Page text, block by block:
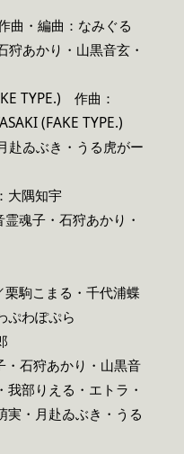
・編曲：なみぐる
あかり・山黒音玄・
TYPE.) 作曲：
(FAKE TYPE.)
赴ゐぶき・うる虎がー
大隅知宇
魂子・石狩あかり・
駒こまる・千代浦蝶
ぷわぽぷら
・石狩あかり・山黒音
部りえる・エトラ・
実・月赴ゐぶき・うる